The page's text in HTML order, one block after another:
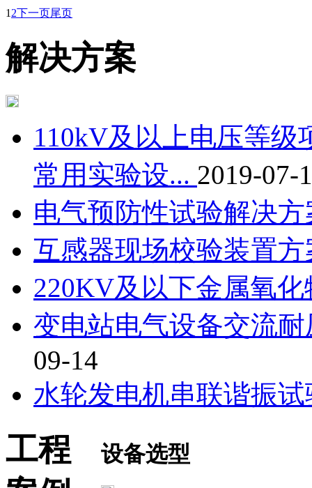
1 2下一页尾页
解决方案
110kV及以上电压等
常用实验设... 2019-07-
电气预防性试验解决
互感器现场校验装置
220KV及以下金属氧
变电站电气设备交流
09-14
水轮发电机串联谐振
设备选型
工程